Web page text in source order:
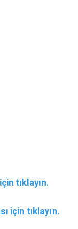
tıklayın.
için tıklayın.